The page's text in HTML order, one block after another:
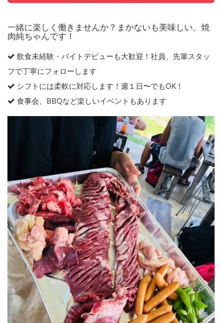
一緒に楽しく働きませんか？まかないも美味しい、焼
肉純ちゃんです！
飲食未経験・バイトデビューも大歓迎！社員、先輩スタッ
フで丁寧にフォローします
シフトには柔軟に対応します！週１日〜でもOK！
食事会、BBQなど楽しいイベントもあります